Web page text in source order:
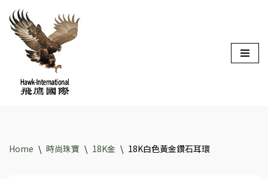
Skip
content
Home \ 時尚珠寶 \ 18K金 \ 18K白色黃金鑽石耳環